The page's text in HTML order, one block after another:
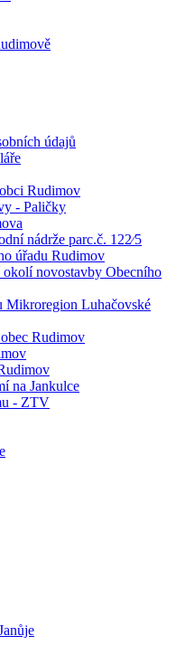
údajů
Rudimov
- Paličky
nádrže parc.č. 122⁄5
úřadu Rudimov
okolí novostavby Obecního
Mikroregion Luhačovské
Rudimov
na Jankulce
- ZTV